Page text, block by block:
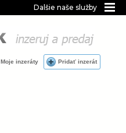
Dalšie naše služby
Moje inzeráty Pridať inzerát